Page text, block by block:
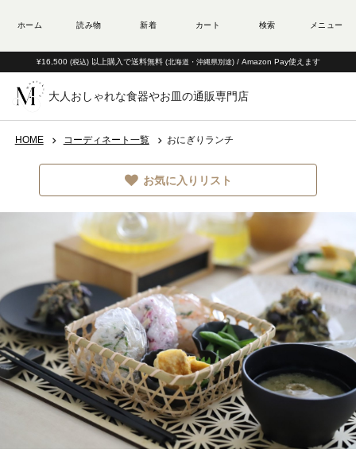
¥16,500 (税込) 以上購入で送料無料 (北海道・沖縄県別途) / Amazon Pay使えます
大人おしゃれな食器やお皿の通販専門店
HOME コーディネート一覧 おにぎりランチ
お気に入りリスト